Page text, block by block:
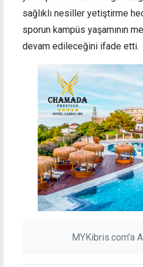
sağlıklı nesiller yetiştirme
sporun kampüs yaşamının
devam edileceğini ifade etti.
MYKibris.com'a